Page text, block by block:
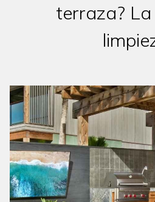
terraza?